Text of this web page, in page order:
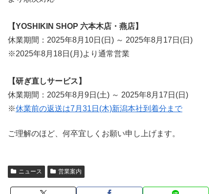
【YOSHIKIN SHOP 六本木店・燕店】
休業期間：2025年8月10日(日) ～ 2025年8月17日(日)
※2025年8月18日(月)より通常営業
【研ぎ直しサービス】
休業期間：2025年8月9日(土) ～ 2025年8月17日(日)
※休業前の返送は7月31日(木)新潟本社到着分まで
ご理解のほど、何卒宜しくお願い申し上げます。
ニュース 営業案内